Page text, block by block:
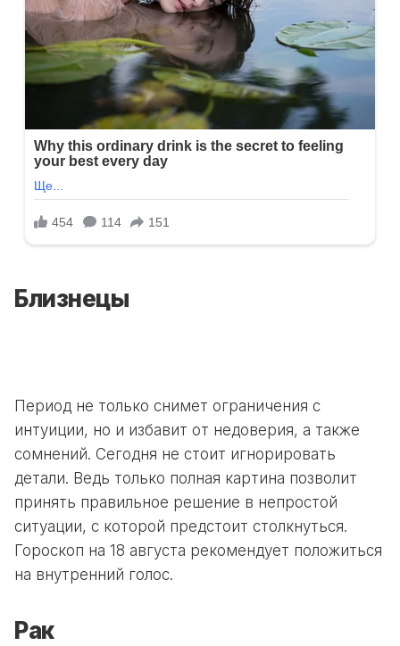
Близнецы
Период не только снимет ограничения с
интуиции, но и избавит от недоверия, а также
сомнений. Сегодня не стоит игнорировать
детали. Ведь только полная картина позволит
принять правильное решение в непростой
ситуации, с которой предстоит столкнуться.
Гороскоп на 18 августа рекомендует положиться
на внутренний голос.
Рак